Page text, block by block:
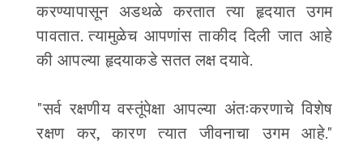
करण्यापासून अडथळे करतात त्या हृदयात उगम
पावतात. त्यामुळेच आपणांस ताकीद दिली जात आहे
की आपल्या हृदयाकडे सतत लक्ष दयावे.
"सर्व रक्षणीय वस्तूंपेक्षा आपल्या अंतःकरणाचे विशेष
रक्षण कर, कारण त्यात जीवनाचा उगम आहे."